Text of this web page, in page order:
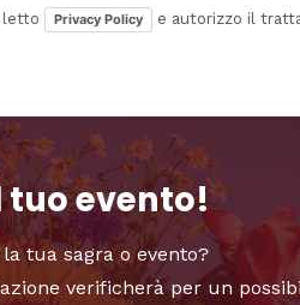
letto Privacy Policy e autorizzo il
tuo evento!
tua sagra o evento?
verificherà per un